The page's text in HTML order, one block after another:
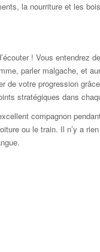
la nourriture et les
! Vous entendrez
parler malgache, et
de votre progression
stratégiques dans
compagnon
ou le train. Il n’y a